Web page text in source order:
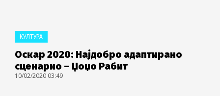
КУЛТУРА
Оскар 2020: Најдобро адаптирано
сценарио – Џоџо Рабит
10/02/2020 03:49